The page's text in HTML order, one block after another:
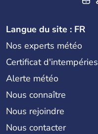
Langue du site : FR
Nos experts météo
Certificat d'intempéries
Alerte météo
Nous connaître
Nous rejoindre
Nous contacter